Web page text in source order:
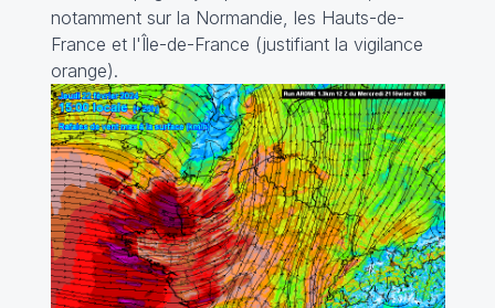
notamment sur la Normandie, les Hauts-de-
France et l'Île-de-France (justifiant la vigilance
orange).